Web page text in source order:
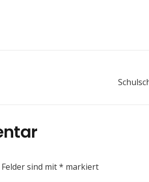
sind mit* markiert